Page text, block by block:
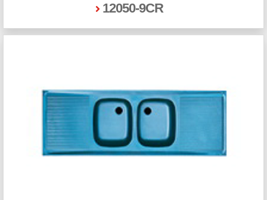
12050-9CR